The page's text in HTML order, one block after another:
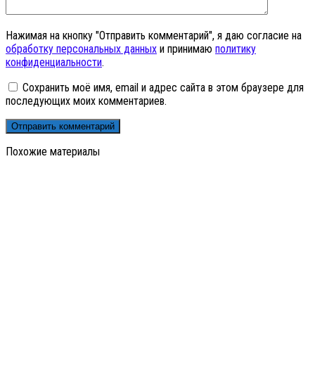
Нажимая на кнопку "Отправить комментарий", я даю согласие на
обработку персональных данных и принимаю политику
конфиденциальности.
Сохранить моё имя, email и адрес сайта в этом браузере для
последующих моих комментариев.
Похожие материалы